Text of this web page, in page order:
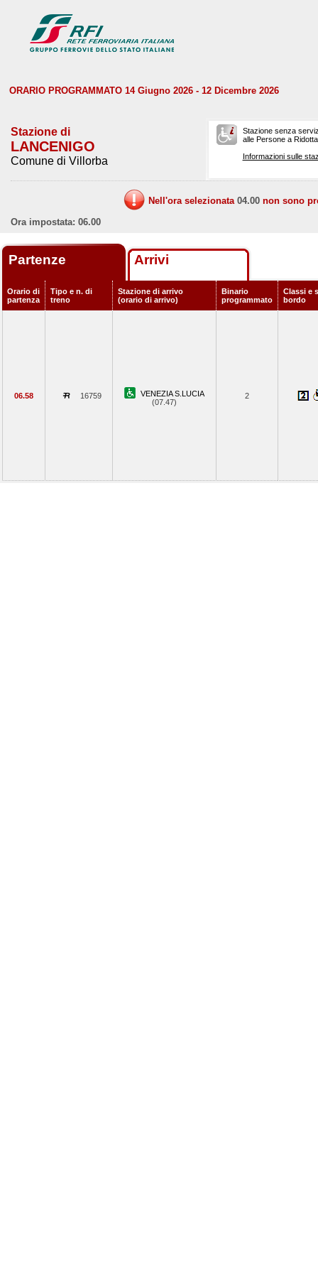
ORARIO PROGRAMMATO 14 Giugno 2026 - 12 Dicembre 2026
Stazione di
LANCENIGO
Comune di Villorba
Stazione senza
alle Persone a
Informazioni sulle
Nell'ora selezionata 04.00 non sono
Ora impostata: 06.00
Partenze Arrivi
Orario di
partenza
Tipo e n. di
treno
Stazione di arrivo
(orario di arrivo)
Binario
programmato
Classi e
bordo
06.58 16759
VENEZIA S.LUCIA
(07.47)
2